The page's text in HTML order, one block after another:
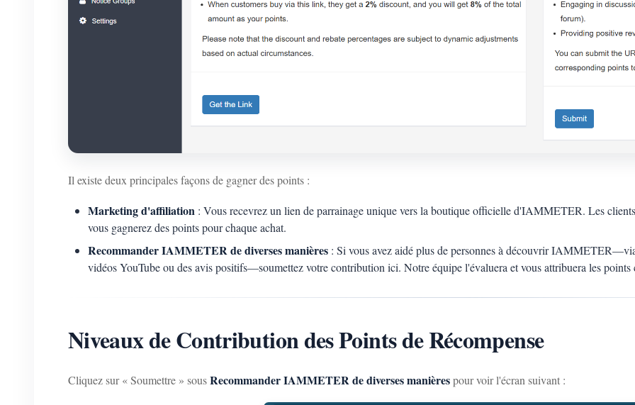
Il existe deux principales façons de gagner des points :
Marketing d'affiliation : Vous recevrez un lien de parrainage unique vers la boutique officielle d'IAMMETER. Les
vous gagnerez des points pour chaque achat.
Recommander IAMMETER de diverses manières : Si vous avez aidé plus de personnes à découvrir
vidéos YouTube ou des avis positifs—soumettez votre contribution ici. Notre équipe l'évaluera et vous attribuera les points
Niveaux de Contribution des Points de Récompense
Cliquez sur « Soumettre » sousRecommander IAMMETER de diverses manièrespour voir l'écran suivant :